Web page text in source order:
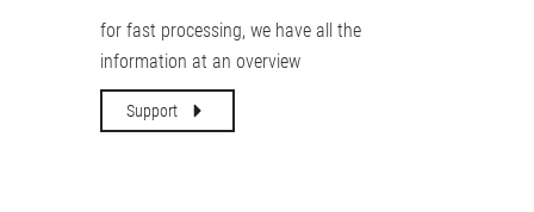
for fast processing, we have all the
information at an overview
Support